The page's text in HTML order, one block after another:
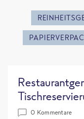
0 Kommentare